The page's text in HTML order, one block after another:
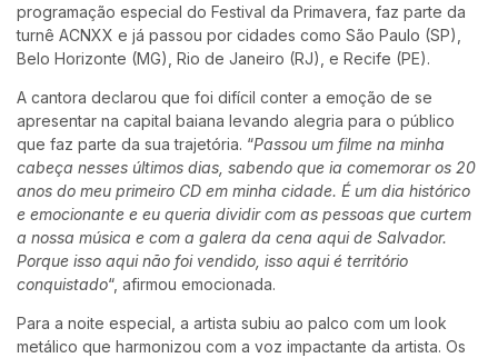
programação especial do Festival da Primavera, faz parte da
turnê ACNXX e já passou por cidades como São Paulo (SP),
Belo Horizonte (MG), Rio de Janeiro (RJ), e Recife (PE).
A cantora declarou que foi difícil conter a emoção de se
apresentar na capital baiana levando alegria para o público
que faz parte da sua trajetória. “Passou um filme na minha
cabeça nesses últimos dias, sabendo que ia comemorar os 20
anos do meu primeiro CD em minha cidade. É um dia histórico
e emocionante e eu queria dividir com as pessoas que curtem
a nossa música e com a galera da cena aqui de Salvador.
Porque isso aqui não foi vendido, isso aqui é território
conquistado“, afirmou emocionada.
Para a noite especial, a artista subiu ao palco com um look
metálico que harmonizou com a voz impactante da artista. Os